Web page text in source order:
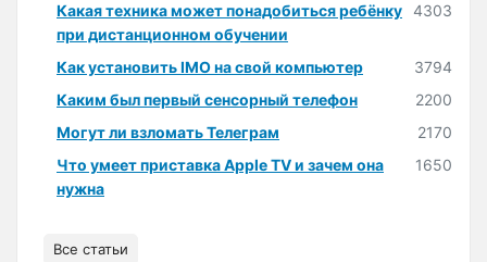
Какая техника может понадобиться ребёнку
при дистанционном обучении
4303
Как установить IMO на свой компьютер
3794
Каким был первый сенсорный телефон
2200
Могут ли взломать Телеграм
2170
Что умеет приставка Apple TV и зачем она
нужна
1650
Все статьи